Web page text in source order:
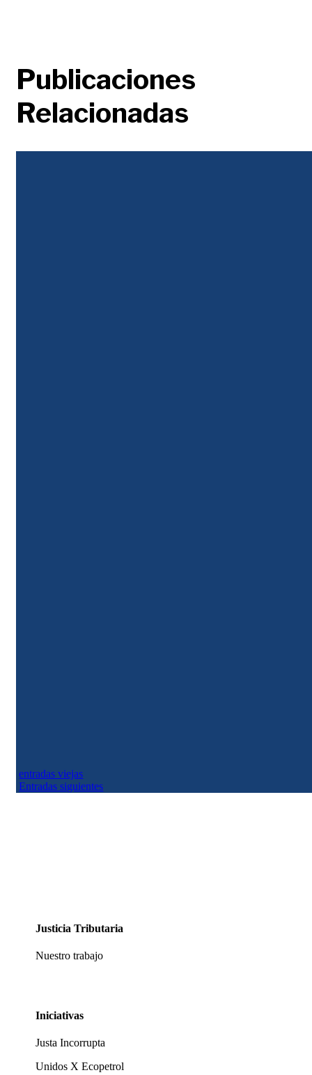
Publicaciones
Relacionadas
entradas viejas
Entradas siguientes
Justicia Tributaria
Nuestro trabajo
Iniciativas
Justa Incorrupta
Unidos X Ecopetrol